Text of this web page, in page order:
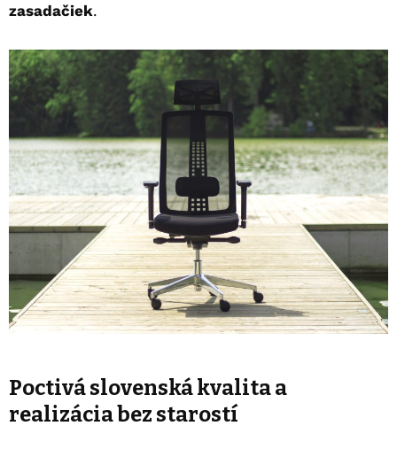
zasadačiek.
Poctivá slovenská kvalita a
realizácia bez starostí